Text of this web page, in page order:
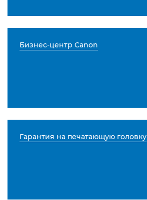
Бизнес-центр Canon
Гарантия на печатающую головку